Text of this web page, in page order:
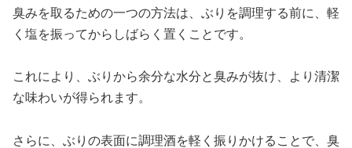
臭みを取るための一つの方法は、ぶりを調理する前に、軽
く塩を振ってからしばらく置くことです。
これにより、ぶりから余分な水分と臭みが抜け、より清潔
な味わいが得られます。
さらに、ぶりの表面に調理酒を軽く振りかけることで、臭